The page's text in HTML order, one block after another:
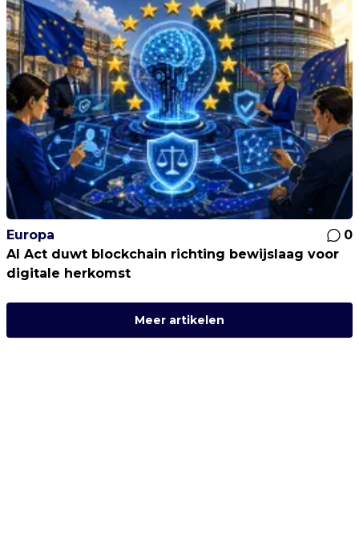
Europa
0
AI Act duwt blockchain richting bewijslaag voor
digitale herkomst
Meer artikelen